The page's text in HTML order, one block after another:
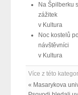
Na Špilberku
zážitek
v Kultura
Noc kostelů
návštěvníci
v Kultura
Více z této
« Masarykova